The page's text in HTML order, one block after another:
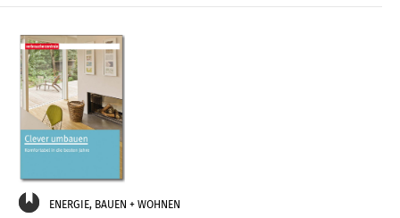
ENERGIE, BAUEN + WOHNEN